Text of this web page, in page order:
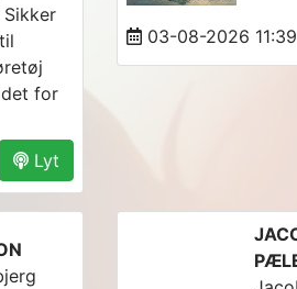
for
Lyt
03-08-2026